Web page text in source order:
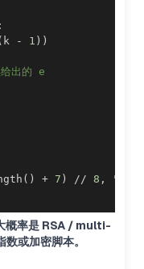
:
k - 1 ) )
出的 e
( ) + 7 ) // 8 ,
"big"
概率是 RSA / multi-
或加密脚本。